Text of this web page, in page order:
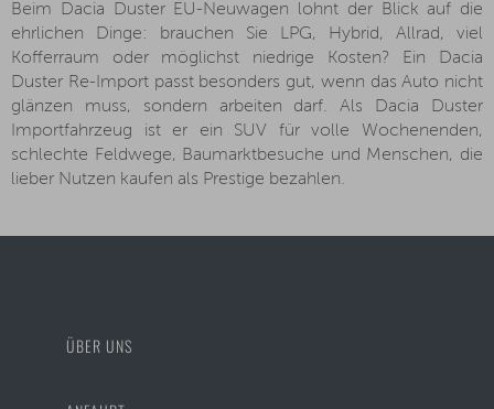
Beim Dacia Duster EU-Neuwagen lohnt der Blick auf die
ehrlichen Dinge: brauchen Sie LPG, Hybrid, Allrad, viel
Kofferraum oder möglichst niedrige Kosten? Ein Dacia
Duster Re-Import passt besonders gut, wenn das Auto nicht
glänzen muss, sondern arbeiten darf. Als Dacia Duster
Importfahrzeug ist er ein SUV für volle Wochenenden,
schlechte Feldwege, Baumarktbesuche und Menschen, die
lieber Nutzen kaufen als Prestige bezahlen.
ÜBER UNS